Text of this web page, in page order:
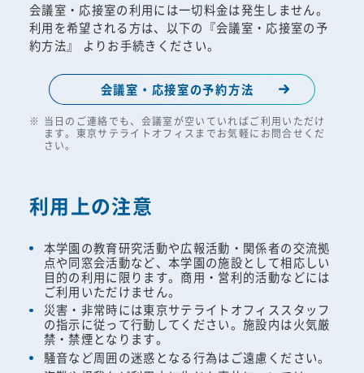
会議室・応接室の利用には一切料金は発生しません。
利用を希望される方は、以下の『会議室・応接室の予
約方法』 よりお手続きください。
会議室・応接室の予約方法
当日のご連絡でも、会議室が空いていればご利用いただけ
ます。東京サテライトオフィスまでお気軽にお問合せくだ
さい。
利用上の注意
本学園の教育研究活動や広報活動・関係者の交流拠
点や同窓会活動など、本学園の施設として相応しい
目的の利用に限ります。商用・営利的活動などには
ご利用いただけません。
災害・非常時には東京サテライトオフィススタッフ
の指示に従って行動してください。施設内は火気厳
禁・禁煙となります。
騒音など周囲の迷惑となる行為はご遠慮ください。